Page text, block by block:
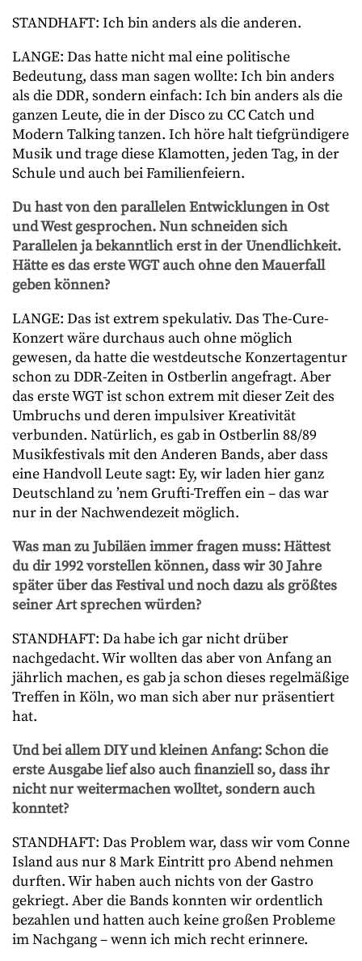
STANDHAFT: Ich bin anders als die anderen.
LANGE: Das hatte nicht mal eine politische
Bedeutung, dass man sagen wollte: Ich bin anders
als die DDR, sondern einfach: Ich bin anders als die
ganzen Leute, die in der Disco zu CC Catch und
Modern Talking tanzen. Ich höre halt tiefgründigere
Musik und trage diese Klamotten, jeden Tag, in der
Schule und auch bei Familienfeiern.
Du hast von den parallelen Entwicklungen in Ost
und West gesprochen. Nun schneiden sich
Parallelen ja bekanntlich erst in der Unendlichkeit.
Hätte es das erste WGT auch ohne den Mauerfall
geben können?
LANGE: Das ist extrem spekulativ. Das The-Cure-
Konzert wäre durchaus auch ohne möglich
gewesen, da hatte die westdeutsche Konzertagentur
schon zu DDR-Zeiten in Ostberlin angefragt. Aber
das erste WGT ist schon extrem mit dieser Zeit des
Umbruchs und deren impulsiver Kreativität
verbunden. Natürlich, es gab in Ostberlin 88/89
Musikfestivals mit den Anderen Bands, aber dass
eine Handvoll Leute sagt: Ey, wir laden hier ganz
Deutschland zu ’nem Grufti-Treffen ein – das war
nur in der Nachwendezeit möglich.
Was man zu Jubiläen immer fragen muss: Hättest
du dir 1992 vorstellen können, dass wir 30 Jahre
später über das Festival und noch dazu als größtes
seiner Art sprechen würden?
STANDHAFT: Da habe ich gar nicht drüber
nachgedacht. Wir wollten das aber von Anfang an
jährlich machen, es gab ja schon dieses regelmäßige
Treffen in Köln, wo man sich aber nur präsentiert
hat.
Und bei allem DIY und kleinen Anfang: Schon die
erste Ausgabe lief also auch finanziell so, dass ihr
nicht nur weitermachen wolltet, sondern auch
konntet?
STANDHAFT: Das Problem war, dass wir vom Conne
Island aus nur 8 Mark Eintritt pro Abend nehmen
durften. Wir haben auch nichts von der Gastro
gekriegt. Aber die Bands konnten wir ordentlich
bezahlen und hatten auch keine großen Probleme
im Nachgang – wenn ich mich recht erinnere.